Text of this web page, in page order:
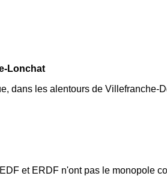
Lonchat
dans les alentours de Villefranche-
et ERDF n'ont pas le monopole